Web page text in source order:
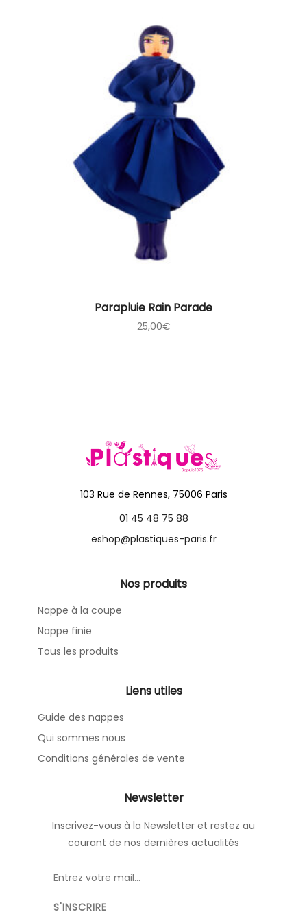
Parapluie Rain Parade
25,00€
103 Rue de Rennes, 75006 Paris
01 45 48 75 88
eshop@plastiques-paris.fr
Nos produits
Nappe à la coupe
Nappe finie
Tous les produits
Liens utiles
Guide des nappes
Qui sommes nous
Conditions générales de vente
Newsletter
Inscrivez-vous à la Newsletter et restez au
courant de nos dernières actualités